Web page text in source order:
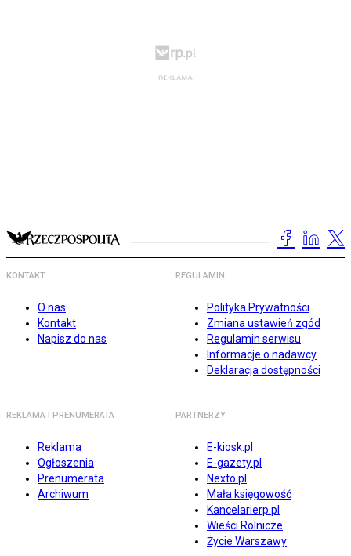
KONTAKT
O nas
Kontakt
Napisz do nas
REGULAMIN
Polityka Prywatności
Zmiana ustawień zgód
Regulamin serwisu
Informacje o nadawcy
Deklaracja dostępności
REKLAMA I PRENUMERATA
Reklama
Ogłoszenia
Prenumerata
Archiwum
PARTNERZY
E-kiosk.pl
E-gazety.pl
Nexto.pl
Mała księgowość
Kancelarierp.pl
Wieści Rolnicze
Życie Warszawy